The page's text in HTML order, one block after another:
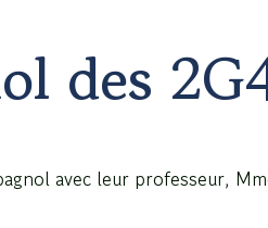
des
avec leur professeur,